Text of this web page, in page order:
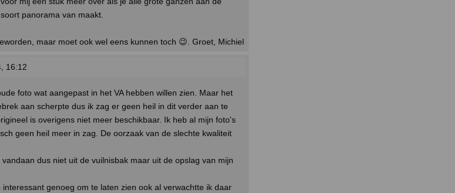
panorama van maakt.
maar moet ook wel eens kunnen toch 😉. Groet, Michiel
16:12
foto wat aangepast in het VA hebben willen zien. Maar het
aan scherpte dus ik zag er geen heil in dit verder aan te
is overigens niet meer beschikbaar. Ik heb al mijn foto's
geen heil meer in zag. De oorzaak van de slechte kwaliteit
dus niet uit de vuilnisbak maar uit de opslag van mijn
genoeg om te laten zien ook al verwachtte ik daar